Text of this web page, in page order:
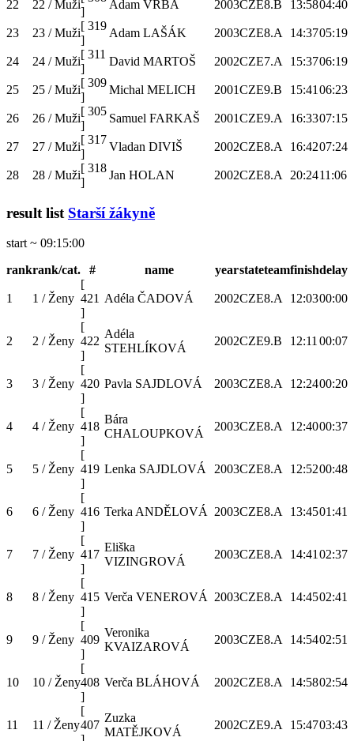
22 22 / Muži
]
Adam VRBA 2003CZE8.B 13:5804:40
23 23 / Muži
[ 319
]
Adam LAŠÁK 2003CZE8.A 14:3705:19
24 24 / Muži
[ 311
]
David MARTOŠ 2002CZE7.A 15:3706:19
25 25 / Muži
[ 309
]
Michal MELICH 2001CZE9.B 15:41 06:23
26 26 / Muži
[ 305
]
Samuel FARKAŠ 2001CZE9.A 16:3307:15
27 27 / Muži
[ 317
]
Vladan DIVIŠ 2002CZE8.A 16:4207:24
28 28 / Muži
[ 318
]
Jan HOLAN 2002CZE8.A 20:2411:06
result list Starší žákyně
start ~ 09:15:00
rankrank/cat. # name yearstateteamfinishdelay
1 1 / Ženy
[
421
]
Adéla ČADOVÁ 2002CZE8.A 12:0300:00
2 2 / Ženy
[
422
]
Adéla
STEHLÍKOVÁ
2002CZE9.B 12:1100:07
3 3 / Ženy
[
420
]
Pavla SAJDLOVÁ 2003CZE8.A 12:2400:20
4 4 / Ženy
[
418
]
Bára
CHALOUPKOVÁ
2003CZE8.A 12:4000:37
5 5 / Ženy
[
419
]
Lenka SAJDLOVÁ 2003CZE8.A 12:5200:48
6 6 / Ženy
[
416
]
Terka ANDĚLOVÁ 2003CZE8.A 13:4501:41
7 7 / Ženy
[
417
]
Eliška
VIZINGROVÁ
2003CZE8.A 14:4102:37
8 8 / Ženy
[
415
]
Verča VENEROVÁ 2003CZE8.A 14:4502:41
9 9 / Ženy
[
409
]
Veronika
KVAIZAROVÁ
2003CZE8.A 14:5402:51
10 10 / Ženy
[
408
]
Verča BLÁHOVÁ 2002CZE8.A 14:5802:54
11 11 / Ženy
[
407
Zuzka
MATĚJKOVÁ
2002CZE9.A 15:4703:43